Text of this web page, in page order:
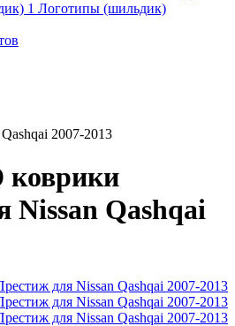
Логотипы (шильдик)
2007-2013
коврики
Nissan Qashqai